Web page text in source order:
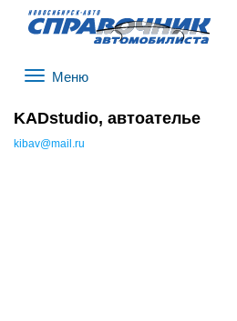
KADstudio, автоателье
kibav@mail.ru